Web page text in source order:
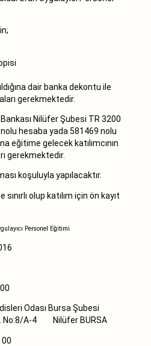
dair banka dekontu ile
gerekmektedir.
Nilüfer Şubesi TR 3200
hesaba yada 581469 nolu
eğitime gelecek katılımcının
gerekmektedir.
koşuluyla yapılacaktır.
olup katılım için ön kayıt
Personel Eğitimi
Odası Bursa Şubesi
No:8/A-4 Nilüfer BURSA